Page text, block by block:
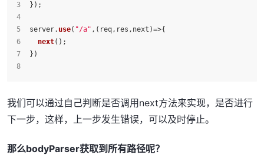
});
server. use( "/a" , ( req,res,next )=>{
next();
})
我们可以通过自己判断是否调用next方法来实现，是否进行
下一步，这样，上一步发生错误，可以及时停止。
那么bodyParser获取到所有路径呢？